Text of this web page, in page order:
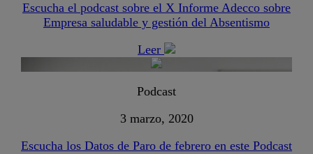
Escucha el podcast sobre el X Informe Adecco sobre
Empresa saludable y gestión del Absentismo
Leer
Podcast
3 marzo, 2020
Escucha los Datos de Paro de febrero en este Podcast